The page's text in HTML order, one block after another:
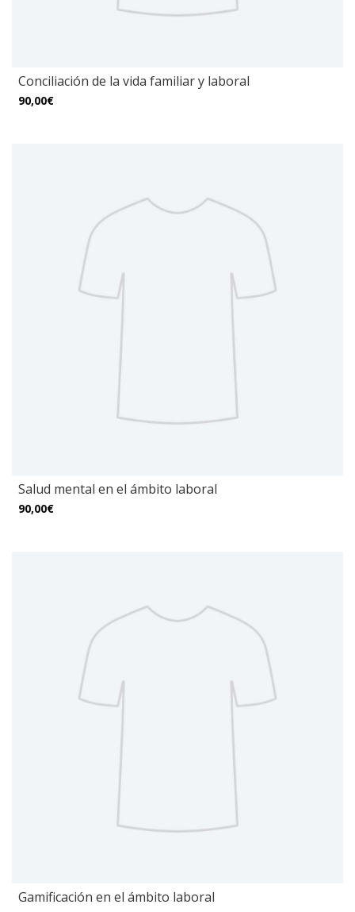
Conciliación de la vida familiar y laboral
90,00€
Salud mental en el ámbito laboral
90,00€
Gamificación en el ámbito laboral